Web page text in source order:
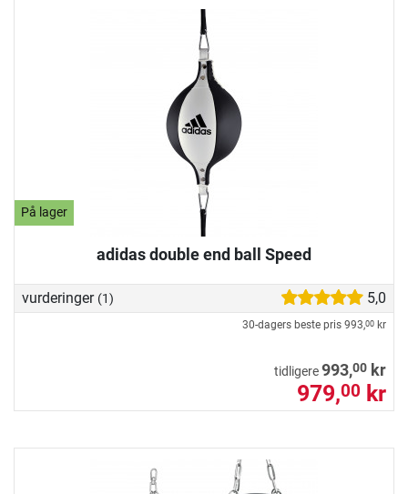
På lager
adidas double end ball Speed
vurderinger (1) 5,0
30-dagers beste pris 993,00 kr
tidligere993,00 kr
979,00 kr